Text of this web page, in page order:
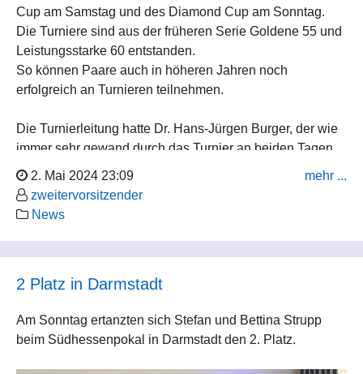
Cup am Samstag und des Diamond Cup am Sonntag.
Die Turniere sind aus der früheren Serie Goldene 55 und
Leistungsstarke 60 entstanden.
So können Paare auch in höheren Jahren noch
erfolgreich an Turnieren teilnehmen.
Die Turnierleitung hatte Dr. Hans-Jürgen Burger, der wie
immer sehr gewand durch das Turnier an beiden Tagen
führte.
2. Mai 2024 23:09
zweitervorsitzender
News
mehr ...
2 Platz in Darmstadt
Am Sonntag ertanzten sich Stefan und Bettina Strupp
beim Südhessenpokal in Darmstadt den 2. Platz.